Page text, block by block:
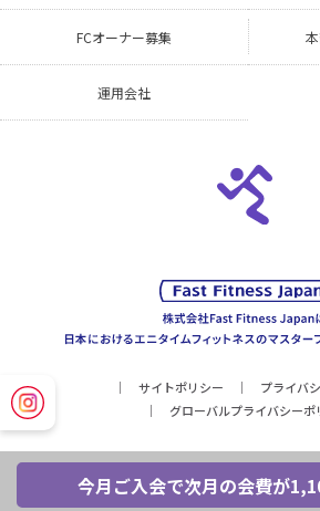
今月ご入会で次月の会費が
FCオーナー募集
運用会社
サイトポリシー
プライバ
グローバルプライバシーポ
Copyright © Fast Fitness Japan, Inc. All